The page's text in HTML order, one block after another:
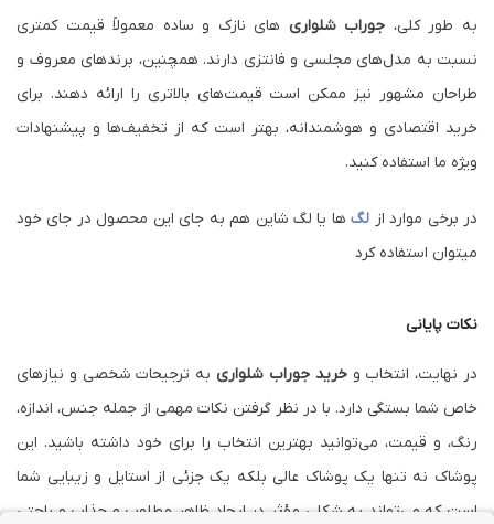
به طور کلی، جوراب شلواری های نازک و ساده معمولاً قیمت کمتری
نسبت به مدل‌های مجلسی و فانتزی دارند. همچنین، برندهای معروف و
طراحان مشهور نیز ممکن است قیمت‌های بالاتری را ارائه دهند. برای
خرید اقتصادی و هوشمندانه، بهتر است که از تخفیف‌ها و پیشنهادات
ویژه ما استفاده کنید.
در برخی موارد از لگها یا لگ شاین هم به جای این محصول در جای خود
میتوان استفاده کرد
نکات پایانی
در نهایت، انتخاب وخرید جوراب شلواری به ترجیحات شخصی و نیازهای
خاص شما بستگی دارد. با در نظر گرفتن نکات مهمی از جمله جنس، اندازه،
رنگ، و قیمت، می‌توانید بهترین انتخاب را برای خود داشته باشید. این
پوشاک نه تنها یک پوشاک عالی بلکه یک جزئی از استایل و زیبایی شما
است که می‌تواند به شکلی مؤثر در ایجاد ظاهر مطلوب و جذاب و راحتی